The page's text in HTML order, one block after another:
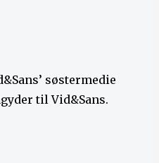
søstermedie
til Vid&Sans.